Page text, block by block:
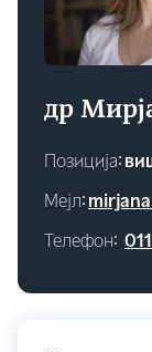
др
Позиција∶
Мејл∶
Телефон∶